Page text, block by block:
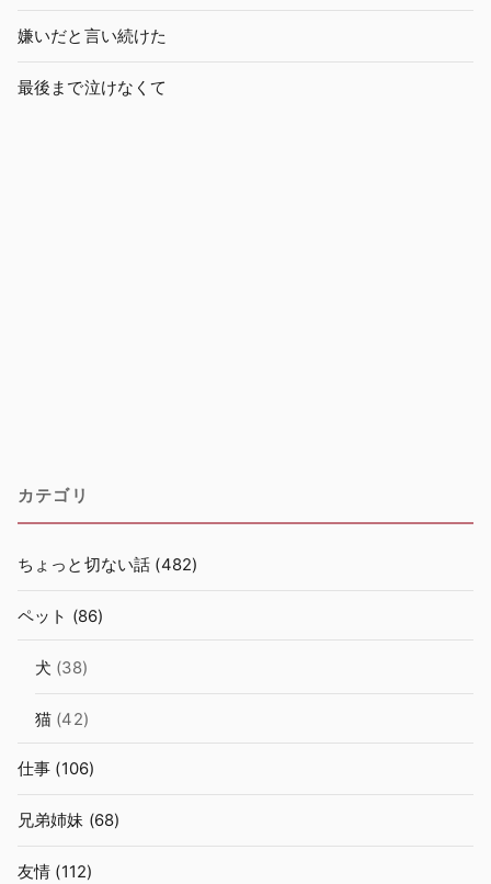
嫌いだと言い続けた
最後まで泣けなくて
カテゴリ
ちょっと切ない話 (482)
ペット (86)
犬 (38)
猫 (42)
仕事 (106)
兄弟姉妹 (68)
友情 (112)